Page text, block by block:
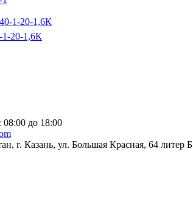
1-20-1,6К
до 18:00
г. Казань, ул. Большая Красная, 64 литер Б